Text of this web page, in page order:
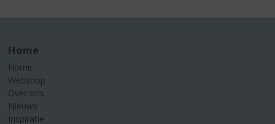
Home
Home
Webshop
Over ons
Nieuws
Inspiratie